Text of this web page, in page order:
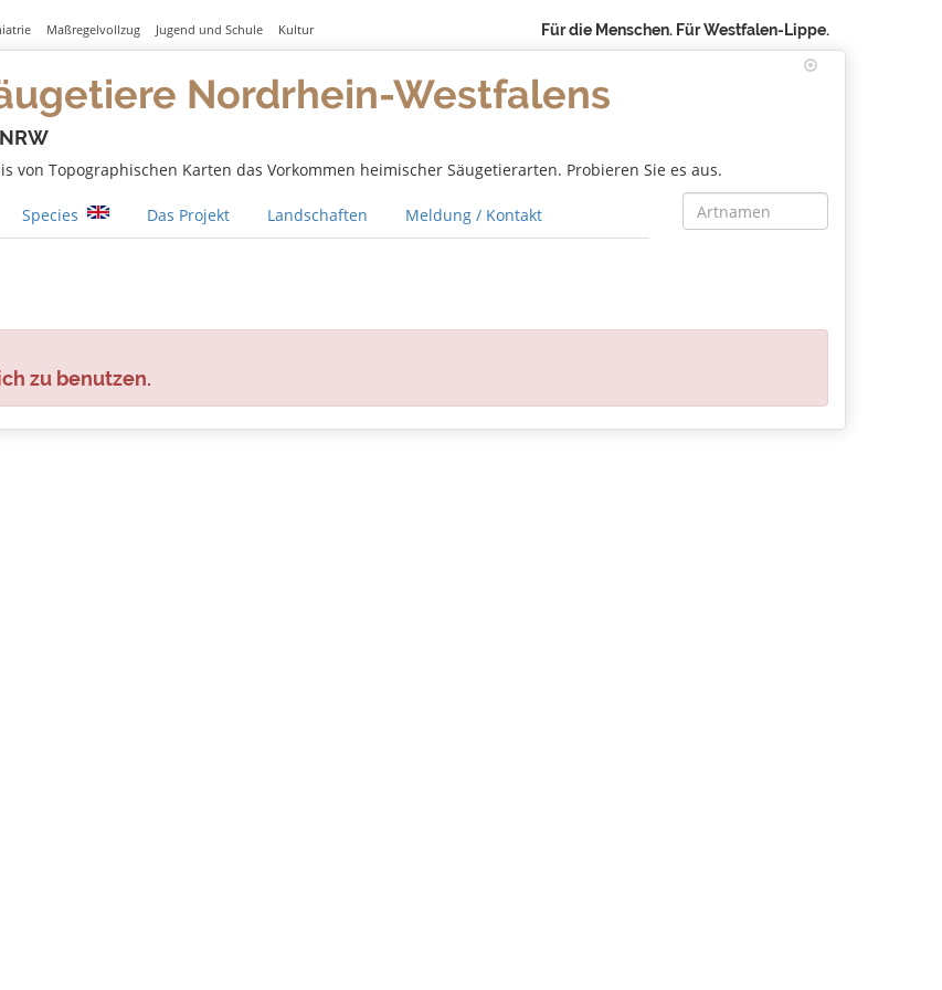
Maßregelvollzug Jugend und Schule Kultur Für die Menschen. Für Westfalen-Lippe.
Nordrhein-Westfalens
von Topographischen Karten das Vorkommen heimischer Säugetierarten. Probieren Sie es aus.
Species Das Projekt Landschaften Meldung / Kontakt
zu benutzen.